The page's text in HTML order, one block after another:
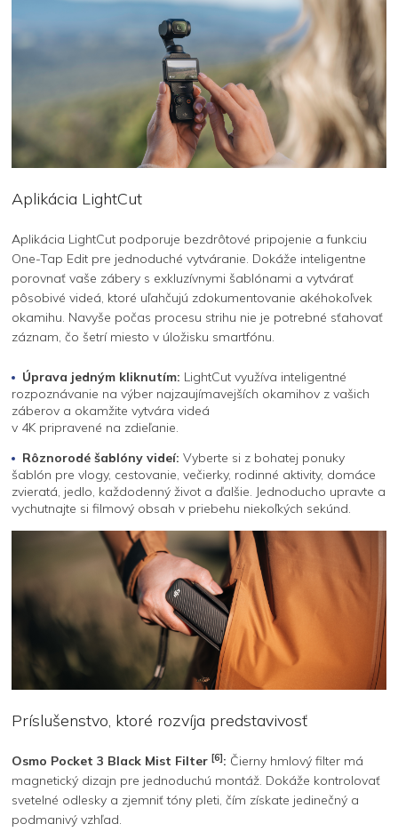
Aplikácia LightCut
Aplikácia LightCut podporuje bezdrôtové pripojenie a funkciu
One-Tap Edit pre jednoduché vytváranie. Dokáže inteligentne
porovnať vaše zábery s exkluzívnymi šablónami a vytvárať
pôsobivé videá, ktoré uľahčujú zdokumentovanie akéhokoľvek
okamihu. Navyše počas procesu strihu nie je potrebné sťahovať
záznam, čo šetrí miesto v úložisku smartfónu.
Úprava jedným kliknutím: LightCut využíva inteligentné
rozpoznávanie na výber najzaujímavejších okamihov z vašich
záberov a okamžite vytvára videá
v 4K pripravené na zdieľanie.
Rôznorodé šablóny videí: Vyberte si z bohatej ponuky
šablón pre vlogy, cestovanie, večierky, rodinné aktivity, domáce
zvieratá, jedlo, každodenný život a ďalšie. Jednoducho upravte a
vychutnajte si filmový obsah v priebehu niekoľkých sekúnd.
Príslušenstvo, ktoré rozvíja predstavivosť
Osmo Pocket 3 Black Mist Filter [6]: Čierny hmlový filter má
magnetický dizajn pre jednoduchú montáž. Dokáže kontrolovať
svetelné odlesky a zjemniť tóny pleti, čím získate jedinečný a
podmanivý vzhľad.